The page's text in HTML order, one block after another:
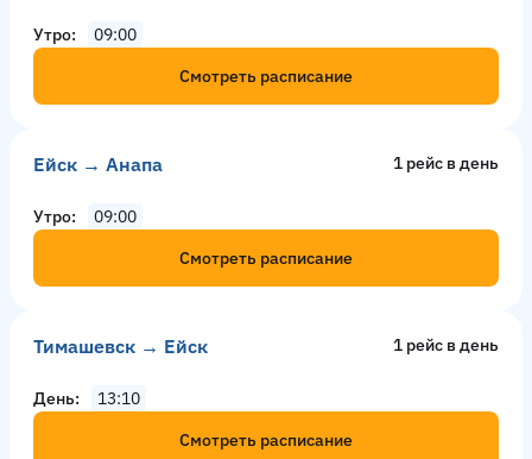
Утро
09:00
Смотреть расписание
Ейск → Анапа 1 рейс в день
Утро
09:00
Смотреть расписание
Тимашевск → Ейск 1 рейс в день
День
13:10
Смотреть расписание